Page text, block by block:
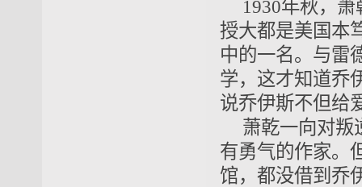
1930年秋，
授大都是美国本
中的一名。与雷
学，这才知道乔
说乔伊斯不但给
萧乾一向对叛
有勇气的作家。
馆，都没借到乔